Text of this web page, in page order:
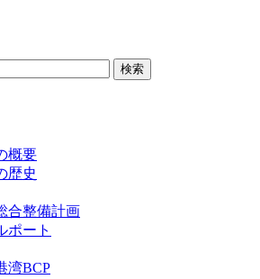
概要
歴史
合整備計画
ポート
湾BCP